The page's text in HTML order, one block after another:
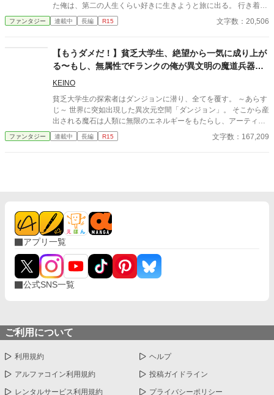
た俺は、第二の人生くらい好きに生きようと旅に出る。 行き着い
た先は、寂れた町の場末の酒場だ。 なぜか客は男ばかりだが、
日雇い冒険者や恐妻家の肉屋たちとの気楽な毎日は悪くない。
へ通ってくる理由だけは、さっぱりわからない。 「お前らツケは
やめろ」 そんな穏やかな日々を送っていたはずなのに、ある
日、酒場へ厄介な依頼が舞い込んできた――。 他サイトでも掲
ファンタジー 連載中 長編 R15 文字数：20,506
【もうダメだ！】貧乏大学生、絶望から一気に成り上が
る〜もし、無属性でFランクの俺が異文明の魔道兵器を
担いでダンジョンに潜ったら〜
KEINO
貧乏大学生の探索者はダンジョンに潜り、全てを覆す。 ～あらす
じ～ 世界に突如出現した異次元空間「ダンジョン」。 そこから産
出される魔石は人類に無限のエネルギーをもたらし、アーティフ
ァクトは魔法の力を授けた。 しかし、その恩恵は平等ではなかっ
た。 富と力はダンジョン利権を牛耳る企業と、「属性適性」とい
すため、彼は最先端の「魔力生体学」を学ぶが、学費と治療費と
いう冷酷な現実が彼の行く手を阻む。 希望と絶望の狭間で、翔に
残された道はただ一つ――危険なダンジョンに潜り、泥臭く魔石
を稼ぐこと。 英雄とも呼べるようなSランク探索者が脚光を浴び
る華やかな世界とは裏腹に、翔は今日も一人、薄暗いダンジョン
の奥へと足を踏み入れる。 これは、神に選ばれなかった「持たざ
る者」が、絶望的な現実にもがきながら、たった一つの希望を掴
ました。 SF味が増してくるのは結構先の予定です。 スローペー
スですが、しっかりと世界観を楽しんでもらえる作品になってる
と思います。 良かったら読んでください！
ファンタジー 連載中 長編 R15 文字数：167,209
アプリ一覧
公式SNS一覧
ご利用について
利用規約 ヘルプ
アルファコイン利用規約 投稿ガイドライン
レンタルサービス利用規約 プライバシーポリシー